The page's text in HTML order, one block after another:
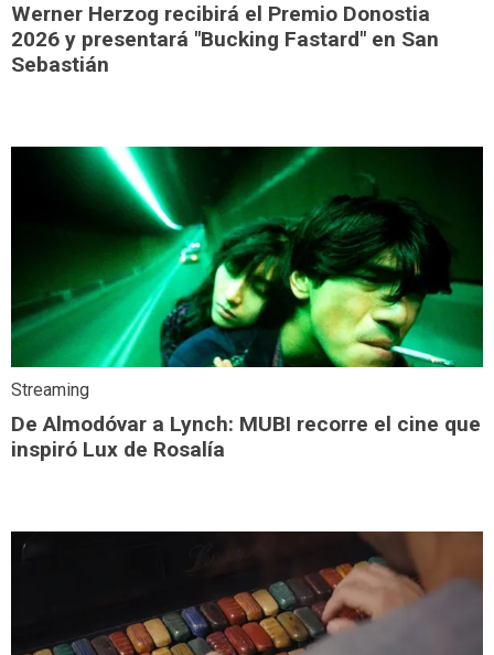
Werner Herzog recibirá el Premio Donostia
2026 y presentará "Bucking Fastard" en San
Sebastián
Streaming
De Almodóvar a Lynch: MUBI recorre el cine que
inspiró Lux de Rosalía